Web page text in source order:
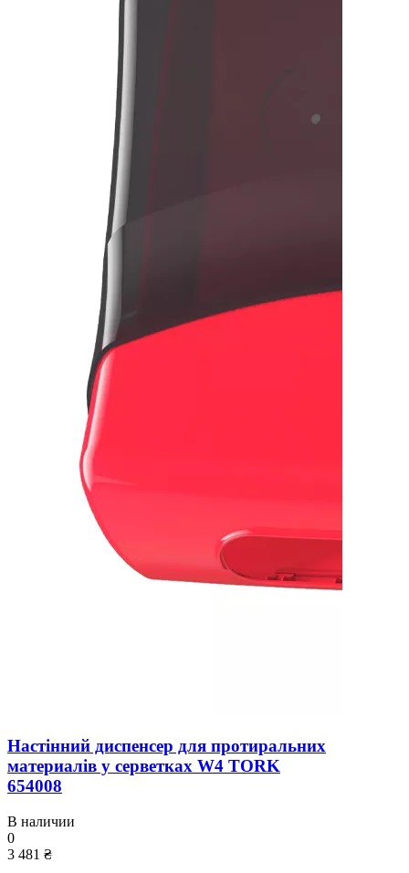
Настінний диспенсер для протиральних
материалів у серветках W4 TORK
654008
В наличии
0
3 481 ₴